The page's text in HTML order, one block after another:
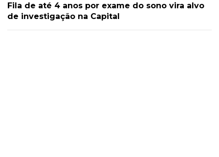
Fila de até 4 anos por exame do sono vira alvo
de investigação na Capital